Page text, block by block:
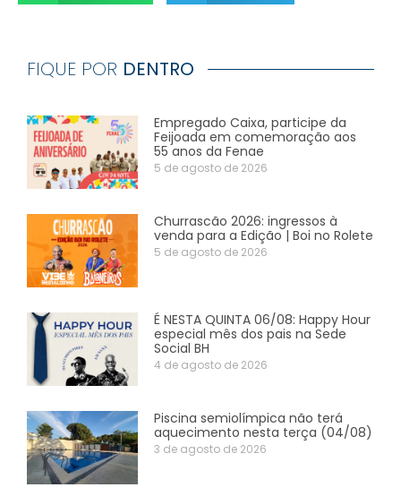
FIQUE POR DENTRO
Empregado Caixa, participe da
Feijoada em comemoração aos
55 anos da Fenae
5 de agosto de 2026
Churrascão 2026: ingressos à
venda para a Edição | Boi no Rolete
5 de agosto de 2026
É NESTA QUINTA 06/08: Happy Hour
especial mês dos pais na Sede
Social BH
4 de agosto de 2026
Piscina semiolímpica não terá
aquecimento nesta terça (04/08)
3 de agosto de 2026